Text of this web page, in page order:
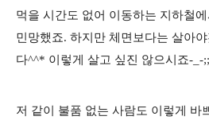
먹을 시간도 없어 이동하는 지하철
민망했죠. 하지만 체면보다는 살아
다^^* 이렇게 살고 싶진 않으시죠-_-;;
저 같이 불품 없는 사람도 이렇게 바